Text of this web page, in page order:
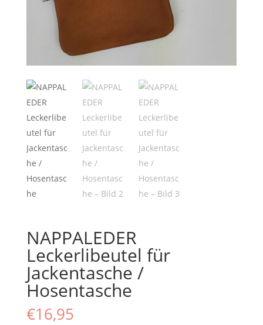
NAPPALEDER
Leckerlibeutel für
Jackentasche /
Hosentasche
€16,95